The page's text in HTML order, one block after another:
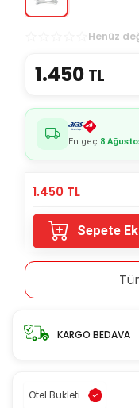
Henüz
1.450 TL
En geç 8
1.450 TL
Sepete
KARGO BEDAVA
Otel Bukleti -